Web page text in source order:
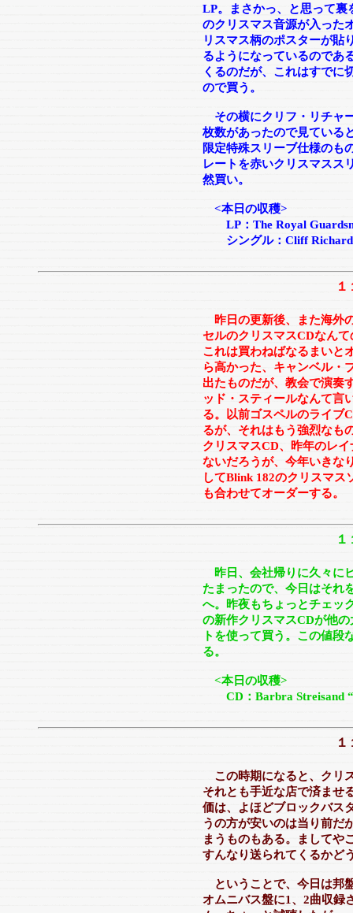
LP。まさかっ、と思って裏
のクリスマス音源が入った
リスマス柄のポスターが貼
るようになっているのであ
くるのだが、これはすでに
ので買う。
その横にクリフ・リチャ
枚数があったので見ている
限定特殊スリーブ仕様のも
レートを赤いクリスマスス
然買い。
<本日の収穫>
LP：The Royal
シングル：Cliff Richard
昨日の更新後、また海外
セルのクリスマスCDなん
これは買わねばなるまいと
ら高かった、キャンベル・
出たものだが、教会で演奏
ッド・スティールなんて言
る。以前ゴスペルのライブ
るが、それはもう強烈なも
クリスマスCD、昨年のレ
ないだろうが、今年いきな
してBlink 182のクリスマス
も合わせてオーダーする。
昨日、会社帰りに久々に
たまったので、今日はそれ
へ。昨夜もちょっとチェッ
の新作クリスマスCDが他
トを使って買う。この値段
る。
<本日の収穫>
CD：Barbra Streisand
この時期になると、クリ
それとも手近な店で済ませ
価は、よほどブロックバス
うの方が安いのは当り前だ
まうものもある。ましてや
すんなり送られてくるかど
ということで、今日は邦
オムニバス盤に1、2曲収録